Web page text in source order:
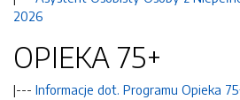
2026
OPIEKA 75+
|--- Informacje dot. Programu Opieka